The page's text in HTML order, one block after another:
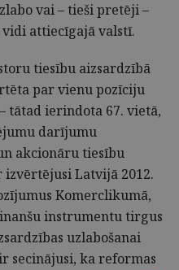
vai – tieši pretēji –
attiecīgajā valstī.
tiesību aizsardzībā
par vienu pozīciju
tātad ierindota 67. vietā,
darījumu
akcionāru tiesību
izvērtējusi Latvijā 2012.
Komerclikumā,
instrumentu tirgus
uzlabošanai
secinājusi, ka reformas